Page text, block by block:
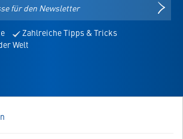
Zahlreiche Tipps & Tricks
Welt
DA!
oder Ähnliches? Dann schreiben